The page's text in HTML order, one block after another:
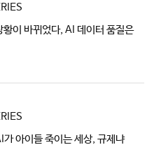
이 바뀌었다, AI 데이터 품질은
아이들 죽이는 세상, 규제냐